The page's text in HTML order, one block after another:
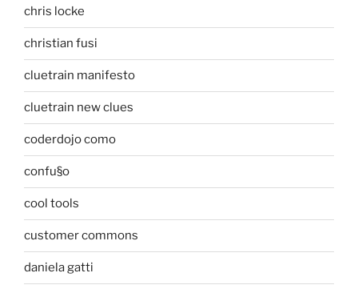
chris locke
christian fusi
cluetrain manifesto
cluetrain new clues
coderdojo como
confu§o
cool tools
customer commons
daniela gatti